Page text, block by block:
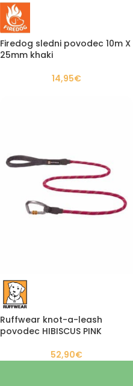
Firedog sledni povodec 10m X
25mm khaki
14,95€
Ruffwear knot-a-leash
povodec HIBISCUS PINK
52,90€